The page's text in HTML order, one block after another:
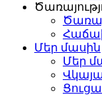
Մեր մասին
Մեր